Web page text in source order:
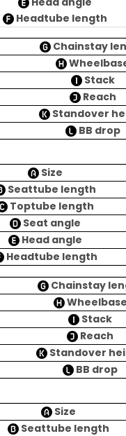
Headtube length
Chainstay
Stack
Reach
Standover
BB drop
Size
Seattube length
Toptube length
Seat angle
Head angle
Headtube length
Chainstay
Stack
Reach
Standover
BB drop
Size
Seattube length